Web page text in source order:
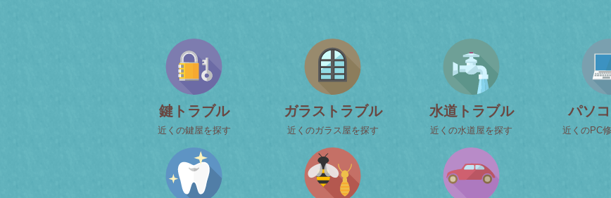
鍵トラブル
近くの鍵屋を探す
ガラストラブル
近くのガラス屋を探す
水道トラブル
近くの水道屋を探す
パソ
近くのPC